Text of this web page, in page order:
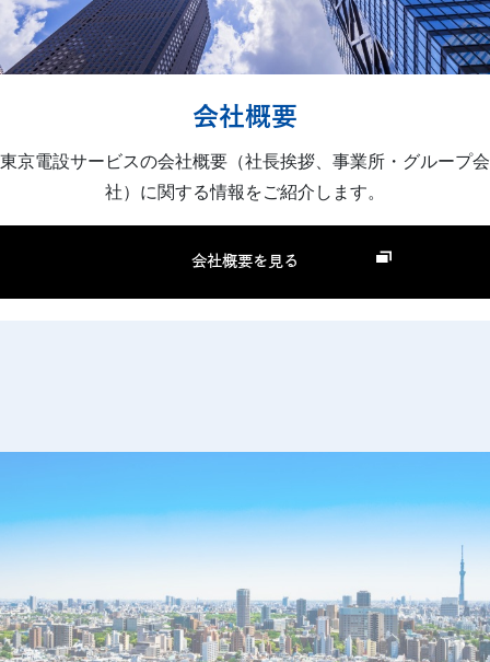
会社概要
東京電設サービスの会社概要（社長挨拶、事業所・グループ会
社）に関する情報をご紹介します。
会社概要を見る